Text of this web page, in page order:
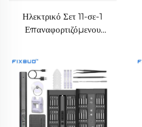
Ηλεκτρικό Σετ 11-σε-1
Επαναφορτιζόμενου